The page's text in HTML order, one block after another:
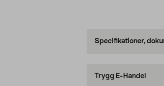
Specifikationer,
Trygg E-Handel